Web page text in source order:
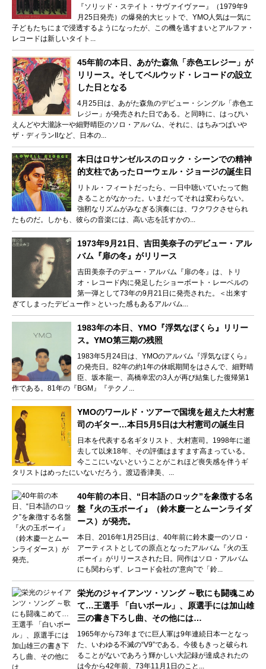
『ソリッド・ステイト・サヴァイヴァー』（1979年9
月25日発売）の爆発的大ヒットで、YMO人気は一気に
子どもたちにまで浸透するようになったが、この機を逃すまいとアルファ・
レコードは新しいタイト...
45年前の本日、あがた森魚「赤色エレジー」が
リリース。そしてベルウッド・レコードの設立
した日となる
4月25日は、あがた森魚のデビュー・シングル「赤色エ
レジー」が発売された日である。と同時に、はっぴい
えんどや大瀧詠一や細野晴臣のソロ・アルバム、それに、はちみつぱいや
ザ・ディランIIなど、日本の...
本日はロサンゼルスのロック・シーンでの精神
的支柱であったローウェル・ジョージの誕生日
リトル・フィートだったら、一日中聴いていたって飽
きることがなかった。いまだってそれは変わらない。
強靭なリズムがみなぎる演奏には、ワクワクさせられ
たものだ。しかも、彼らの音楽には、高い志を託すかの...
1973年9月21日、吉田美奈子のデビュー・アル
バム『扉の冬』がリリース
吉田美奈子のデュー・アルバム『扉の冬』は、トリ
オ・レコード内に発足したショーボート・レーベルの
第一弾として73年の9月21日に発売された。＜出来す
ぎてしまったデビュー作＞といった感もあるアルバム...
1983年の本日、YMO『浮気なぼくら』リリー
ス。YMO第三期の残照
1983年5月24日は、YMOのアルバム『浮気なぼくら』
の発売日。82年の約1年の休眠期間をはさんで、細野晴
臣、坂本龍一、高橋幸宏の3人が再び結集した復帰第1
作である。81年の『BGM』『テクノ...
YMOのワールド・ツアーで国境を超えた大村憲
司のギター…本日5月5日は大村憲司の誕生日
日本を代表する名ギタリスト、大村憲司。1998年に逝
去して以来18年、その評価はますます高まっている。
今ここにいないということがこれほど喪失感を伴うギ
タリストはめったにいないだろう。渡辺香津美、...
40年前の本日、“日本語のロック”を象徴する名
盤『火の玉ボーイ』（鈴木慶一とムーンライダ
ース）が発売。
本日、2016年1月25日は、40年前に鈴木慶一のソロ・
アーティストとしての原点となったアルバム『火の玉
ボーイ』がリリースされた日。同作はソロ・アルバム
にも関わらず、レコード会社の“意向”で「鈴...
栄光のジャイアンツ・ソング ～歌にも闘魂こめ
て…王選手 「白いボール」、原選手には加山雄
三の書き下ろし曲、その他には…
1965年から73年までに巨人軍は9年連続日本一となっ
た、いわゆる不滅の“V9”である。今後もきっと破られ
ることがないであろう輝かしい大記録が達成されたの
は今から42年前、73年11月1日のこと...